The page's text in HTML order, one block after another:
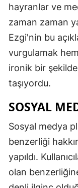
hayranlar ve
zaman zaman
Ezgi'nin bu
vurgulamak
ironik bir
taşıyordu.
SOSYAL
Sosyal medya
benzerliği
yapıldı.
olan